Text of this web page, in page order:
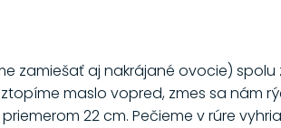
zamiešať aj nakrájané ovocie)
maslo vopred, zmes sa nám
22 cm. Pečieme v rúre